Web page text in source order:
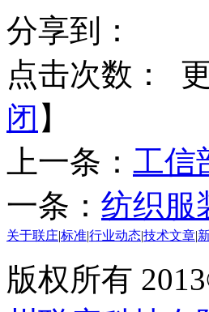
分享到：
点击次数：
闭 】
上一条： 工信
一条： 纺织服
关于联庄标准行业动态技术文章
版权所有